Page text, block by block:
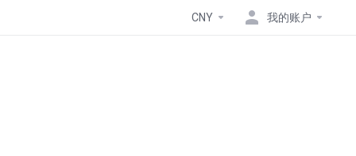
CNY 我的账户